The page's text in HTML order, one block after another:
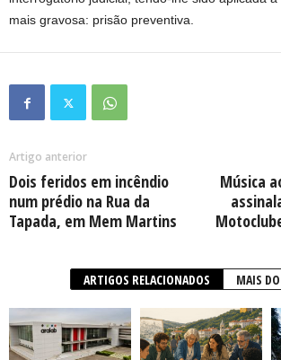
mais gravosa: prisão preventiva.
Artigo anterior
Dois feridos em incêndio
num prédio na Rua da
Tapada, em Mem Martins
Música
ARTIGOS RELACIONADOS MAIS